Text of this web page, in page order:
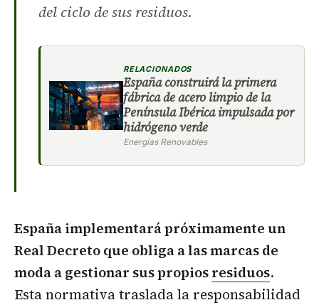
del ciclo de sus residuos.
RELACIONADOS
España construirá la primera
fábrica de acero limpio de la
Península Ibérica impulsada por
hidrógeno verde
Energías Renovables
España implementará próximamente un
Real Decreto que obliga a las marcas de
moda a gestionar sus propiosresiduos.
Esta normativa traslada la responsabilidad